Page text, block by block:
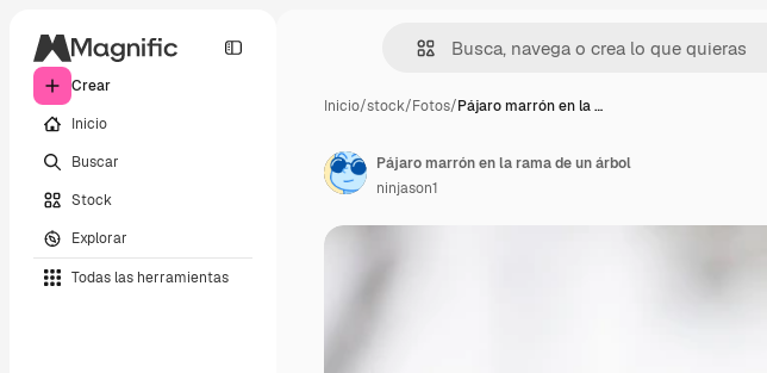
Crear
Inicio
Buscar
Stock
Explorar
Todas las herramientas
Inicio/stock/Fotos/Pájaro marrón en la …
Pájaro marrón en la rama de un árbol
ninjason1